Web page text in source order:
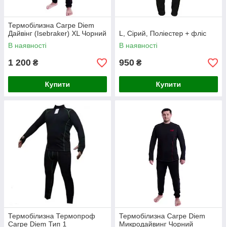
Термобілизна Carpe Diem
Дайвінг (Isebraker) XL Чорний
В наявності
1 200 ₴
Купити
L, Сірий, Поліестер + фліс
В наявності
950 ₴
Купити
Термобілизна Термопроф
Carpe Diem Тип 1
Термобілизна Carpe Diem
Микродайвинг Чорний